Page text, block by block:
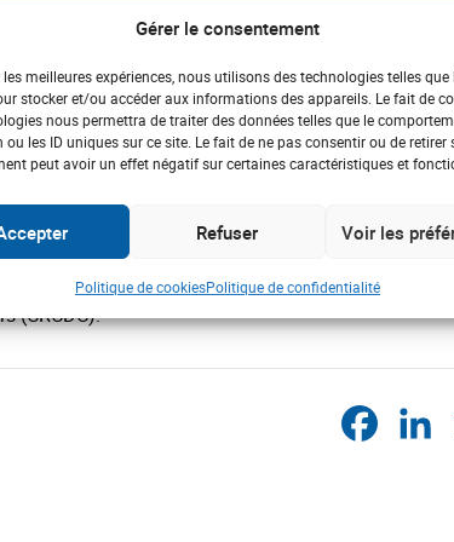
Gérer le consentement
meilleures expériences, nous utilisons des technologies telles que
stocker et/ou accéder aux informations des appareils. Le fait de
nous permettra de traiter des données telles que le
les ID uniques sur ce site. Le fait de ne pas consentir ou de retirer
peut avoir un effet négatif sur certaines caractéristiques et
Refuser Voir les
Politique de cookiesPolitique de confidentialité
PARTENAIRE
d’Allianz
le cancer colorectal. 2 ateliers de
Allianz des tours Allianz One et Neptune à la
du travail d’Allianz avec la participation du
(CRCDC).